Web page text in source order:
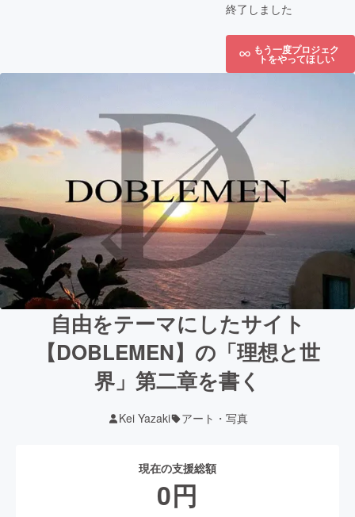
終了しました
もう一度プロジェク
トをやってほしい
自由をテーマにしたサイト
【DOBLEMEN】の「理想と世
界」第二章を書く
Kei Yazaki アート・写真
現在の支援総額
0円